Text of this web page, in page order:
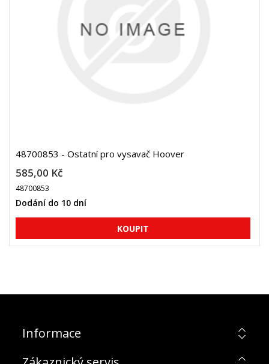
48700853 - Ostatní pro vysavač Hoover
585,00 Kč
48700853
Dodání do 10 dní
Informace